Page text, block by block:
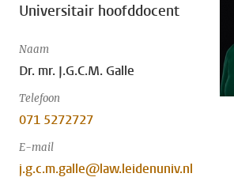
Universitair hoofddocent
Naam
Dr. mr. J.G.C.M. Galle
Telefoon
071 5272727
E-mail
j.g.c.m.galle@law.leidenuniv.nl